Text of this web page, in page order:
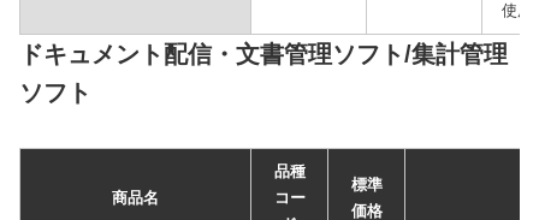
使用
ドキュメント配信・文書管理ソフト/集計管理
ソフト
商品名
品種
コー
標準
価格